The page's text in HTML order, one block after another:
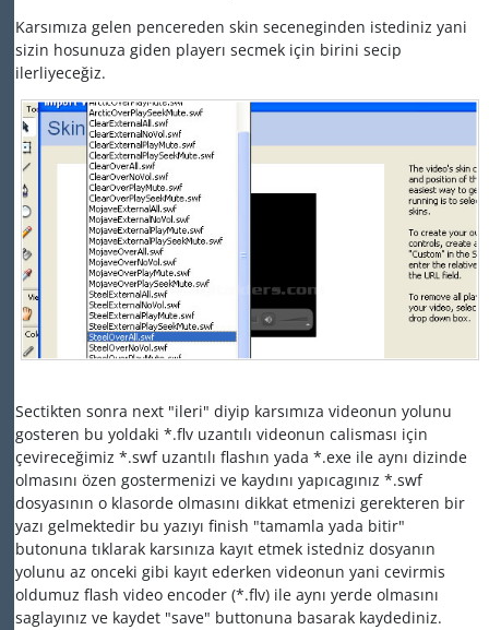
Karsımıza gelen pencereden skin seceneginden istediniz yani
sizin hosunuza giden playerı secmek için birini secip
ilerliyeceğiz.
Sectikten sonra next "ileri" diyip karsımıza videonun yolunu
gosteren bu yoldaki *.flv uzantılı videonun calisması için
çevireceğimiz *.swf uzantılı flashın yada *.exe ile aynı dizinde
olmasını özen gostermenizi ve kaydını yapıcagınız *.swf
dosyasının o klasorde olmasını dikkat etmenizi gerekteren bir
yazı gelmektedir bu yazıyı finish "tamamla yada bitir"
butonuna tıklarak karsınıza kayıt etmek istedniz dosyanın
yolunu az onceki gibi kayıt ederken videonun yani cevirmis
oldumuz flash video encoder (*.flv) ile aynı yerde olmasını
saglayınız ve kaydet "save" buttonuna basarak kaydediniz.